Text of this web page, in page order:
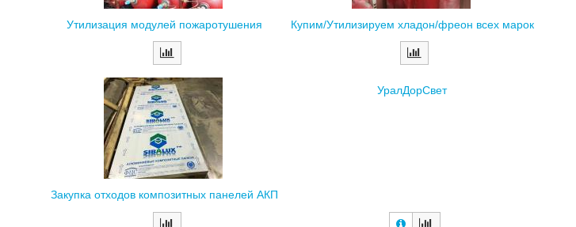
Утилизация модулей пожаротушения Купим/Утилизируем хладон/фреон всех марок
Закупка отходов композитных панелей АКП
УралДорСвет